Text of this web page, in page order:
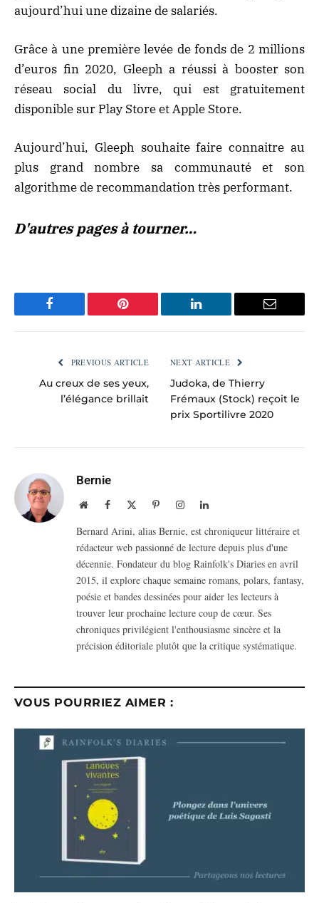
aujourd’hui une dizaine de salariés.
Grâce à une première levée de fonds de 2 millions
d’euros fin 2020, Gleeph a réussi à booster son
réseau social du livre, qui est gratuitement
disponible sur Play Store et Apple Store.
Aujourd’hui, Gleeph souhaite faire connaitre au
plus grand nombre sa communauté et son
algorithme de recommandation très performant.
D'autres pages à tourner…
Facebook Pinterest LinkedIn Email
PREVIOUS ARTICLE
Au creux de ses yeux,
l’élégance brillait
NEXT ARTICLE
Judoka, de Thierry
Frémaux (Stock) reçoit le
prix Sportilivre 2020
Bernie
WebsiteFacebook PinterestInstagramLinkedIn
Bernard Arini, alias Bernie, est chroniqueur littéraire et
rédacteur web passionné de lecture depuis plus d'une
décennie. Fondateur du blog Rainfolk's Diaries en avril
2015, il explore chaque semaine romans, polars, fantasy,
poésie et bandes dessinées pour aider les lecteurs à
trouver leur prochaine lecture coup de cœur. Ses
chroniques privilégient l'enthousiasme sincère et la
précision éditoriale plutôt que la critique systématique.
VOUS POURRIEZ AIMER :